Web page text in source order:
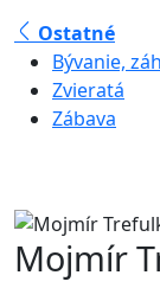
Ostatné
Bývanie,
Zvieratá
Zábava
Mojmír